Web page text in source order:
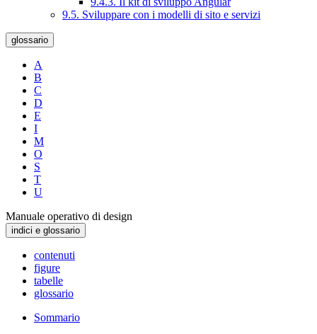
9.5. Sviluppare con i modelli di sito e servizi
glossario
A
B
C
D
E
I
M
O
S
T
U
Manuale operativo di design
indici e glossario
contenuti
figure
tabelle
glossario
Sommario